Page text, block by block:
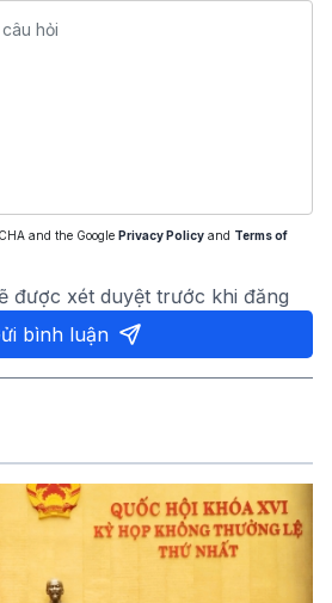
and the Google Privacy Policy and Terms of
được xét duyệt trước khi đăng
bình luận